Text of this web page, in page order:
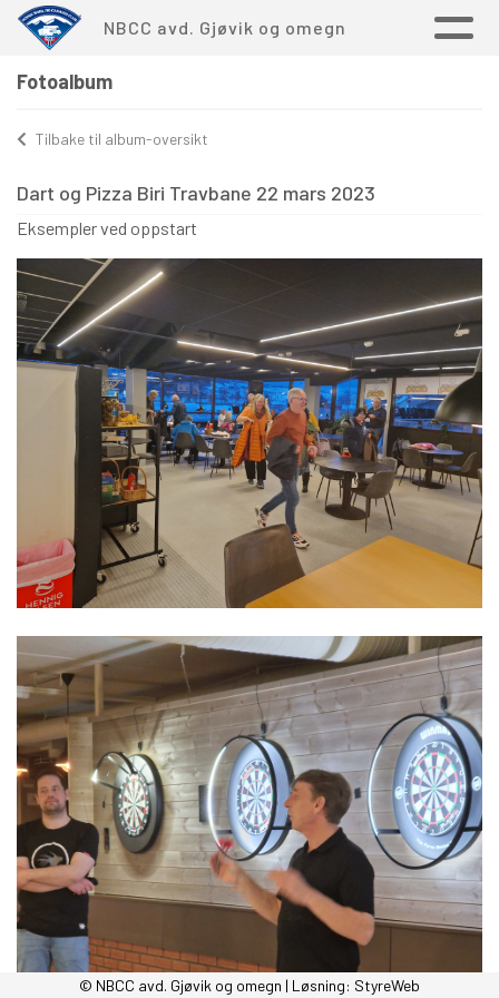
NBCC avd. Gjøvik og omegn
Fotoalbum
Tilbake til album-oversikt
Dart og Pizza Biri Travbane 22 mars 2023
Eksempler ved oppstart
© NBCC avd. Gjøvik og omegn | Løsning: StyreWeb